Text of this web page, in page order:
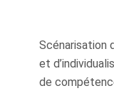
Scénarisation
et
de